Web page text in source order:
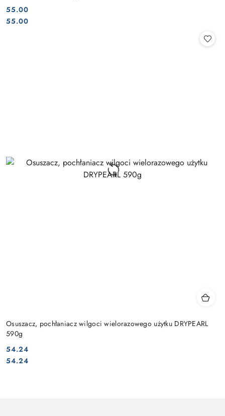
Cena:
55.00
Cena:
55.00
Osuszacz, pochłaniacz wilgoci wielorazowego użytku DRYPEARL
590g
Cena:
54.24
Cena:
54.24